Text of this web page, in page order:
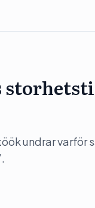
undrar